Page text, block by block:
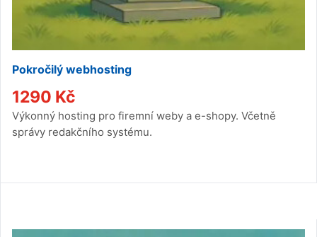
Pokročilý webhosting
1290 Kč
Výkonný hosting pro firemní weby a e-shopy. Včetně
správy redakčního systému.